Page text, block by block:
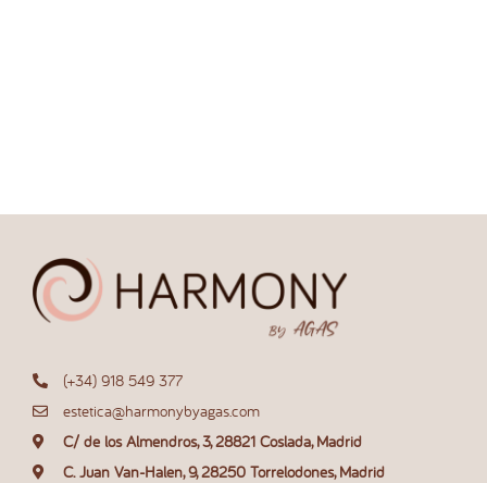
(+34) 918 549 377
estetica@harmonybyagas.com
C/ de los Almendros, 3, 28821 Coslada, Madrid
C. Juan Van-Halen, 9, 28250 Torrelodones, Madrid